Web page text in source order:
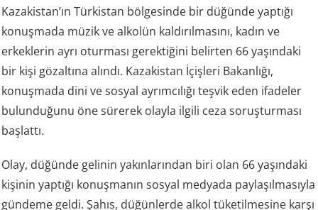
Kazakistan’ın Türkistan bölgesinde bir düğünde yaptığı
konuşmada müzik ve alkolün kaldırılmasını, kadın ve
erkeklerin ayrı oturması gerektiğini belirten 66 yaşındaki
bir kişi gözaltına alındı. Kazakistan İçişleri Bakanlığı,
konuşmada dini ve sosyal ayrımcılığı teşvik eden ifadeler
bulunduğunu öne sürerek olayla ilgili ceza soruşturması
başlattı.
Olay, düğünde gelinin yakınlarından biri olan 66 yaşındaki
kişinin yaptığı konuşmanın sosyal medyada paylaşılmasıyla
gündeme geldi. Şahıs, düğünlerde alkol tüketilmesine karşı